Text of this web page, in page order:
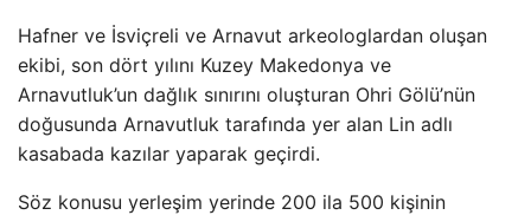
Hafner ve İsviçreli ve Arnavut arkeologlardan oluşan
ekibi, son dört yılını Kuzey Makedonya ve
Arnavutluk’un dağlık sınırını oluşturan Ohri Gölü’nün
doğusunda Arnavutluk tarafında yer alan Lin adlı
kasabada kazılar yaparak geçirdi.
Söz konusu yerleşim yerinde 200 ila 500 kişinin